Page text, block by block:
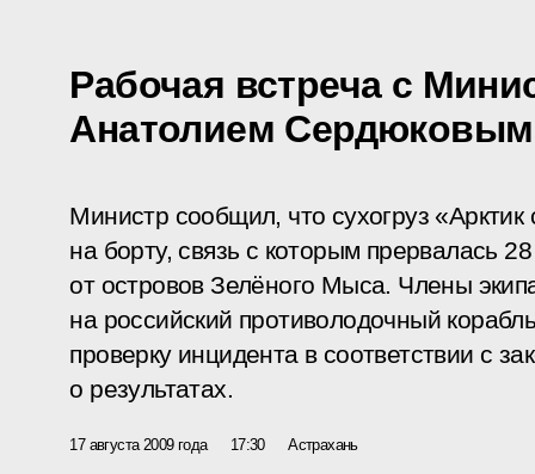
Рабочая встреча с
Анатолием Сердюковым
Министр сообщил, что сухогруз
на борту, связь с которым прервалась
от островов Зелёного Мыса. Члены
на российский противолодочный
проверку инцидента в соответствии с
о результатах.
17 августа 2009 года 17:30 Астрахань